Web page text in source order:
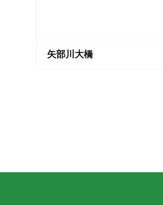
矢部川大橋